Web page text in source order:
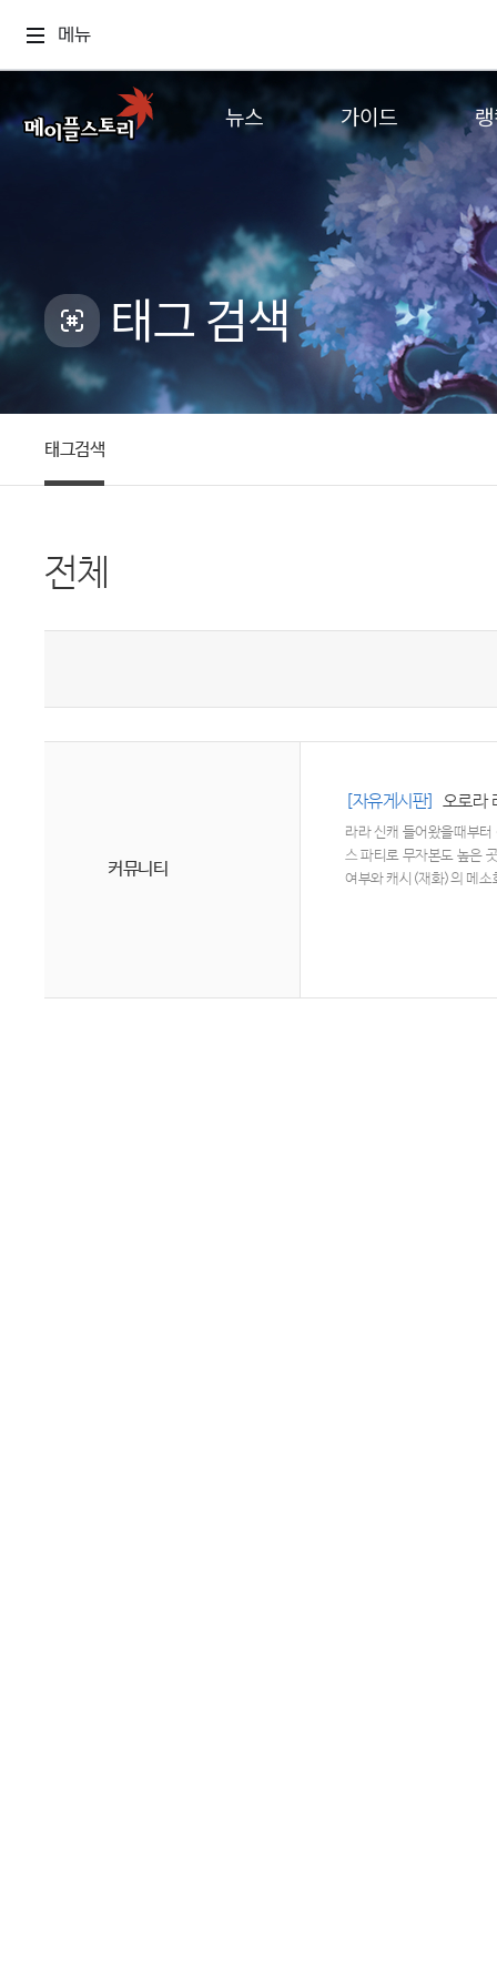
메뉴
뉴스
업데이트
이벤트
캐시샵 공지
메이플 알림판
with maple
가이드
게임정보
직업소개
확률형 아이템
NEXON NOW
추가정보
월드
컨텐
태그 검색
태그검색
전체
커뮤니티
[자유게시판] 오로라
라라 신캐 들어왔을때부
스 파티로 무자본도 높은
여부와 캐시(재화)의 메소